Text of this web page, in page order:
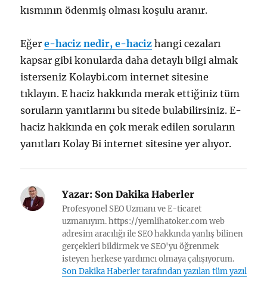
kısmının ödenmiş olması koşulu aranır.
Eğere-haciz nedir, e-haciz hangi cezaları
kapsar gibi konularda daha detaylı bilgi almak
isterseniz Kolaybi.com internet sitesine
tıklayın. E haciz hakkında merak ettiğiniz tüm
soruların yanıtlarını bu sitede bulabilirsiniz. E-
haciz hakkında en çok merak edilen soruların
yanıtları Kolay Bi internet sitesine yer alıyor.
Yazar: Son Dakika Haberler
Profesyonel SEO Uzmanı ve E-ticaret
uzmanıyım. https://yemlihatoker.com web
adresim aracılığı ile SEO hakkında yanlış bilinen
gerçekleri bildirmek ve SEO'yu öğrenmek
isteyen herkese yardımcı olmaya çalışıyorum.
Son Dakika Haberler tarafından yazılan tüm yazılar